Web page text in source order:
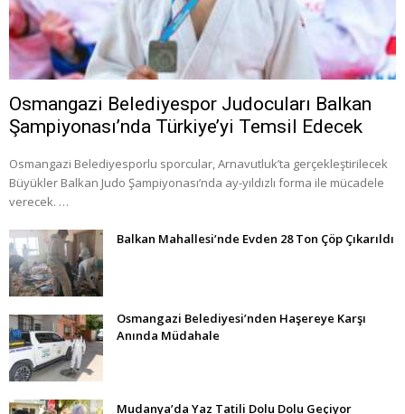
Osmangazi Belediyespor Judocuları Balkan
Şampiyonası’nda Türkiye’yi Temsil Edecek
Osmangazi Belediyesporlu sporcular, Arnavutluk’ta gerçekleştirilecek
Büyükler Balkan Judo Şampiyonası’nda ay-yıldızlı forma ile mücadele
verecek. …
Balkan Mahallesi’nde Evden 28 Ton Çöp Çıkarıldı
Osmangazi Belediyesi’nden Haşereye Karşı
Anında Müdahale
Mudanya’da Yaz Tatili Dolu Dolu Geçiyor